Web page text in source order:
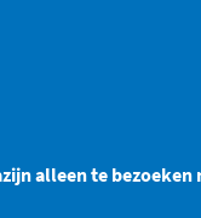
alleen te bezoeken